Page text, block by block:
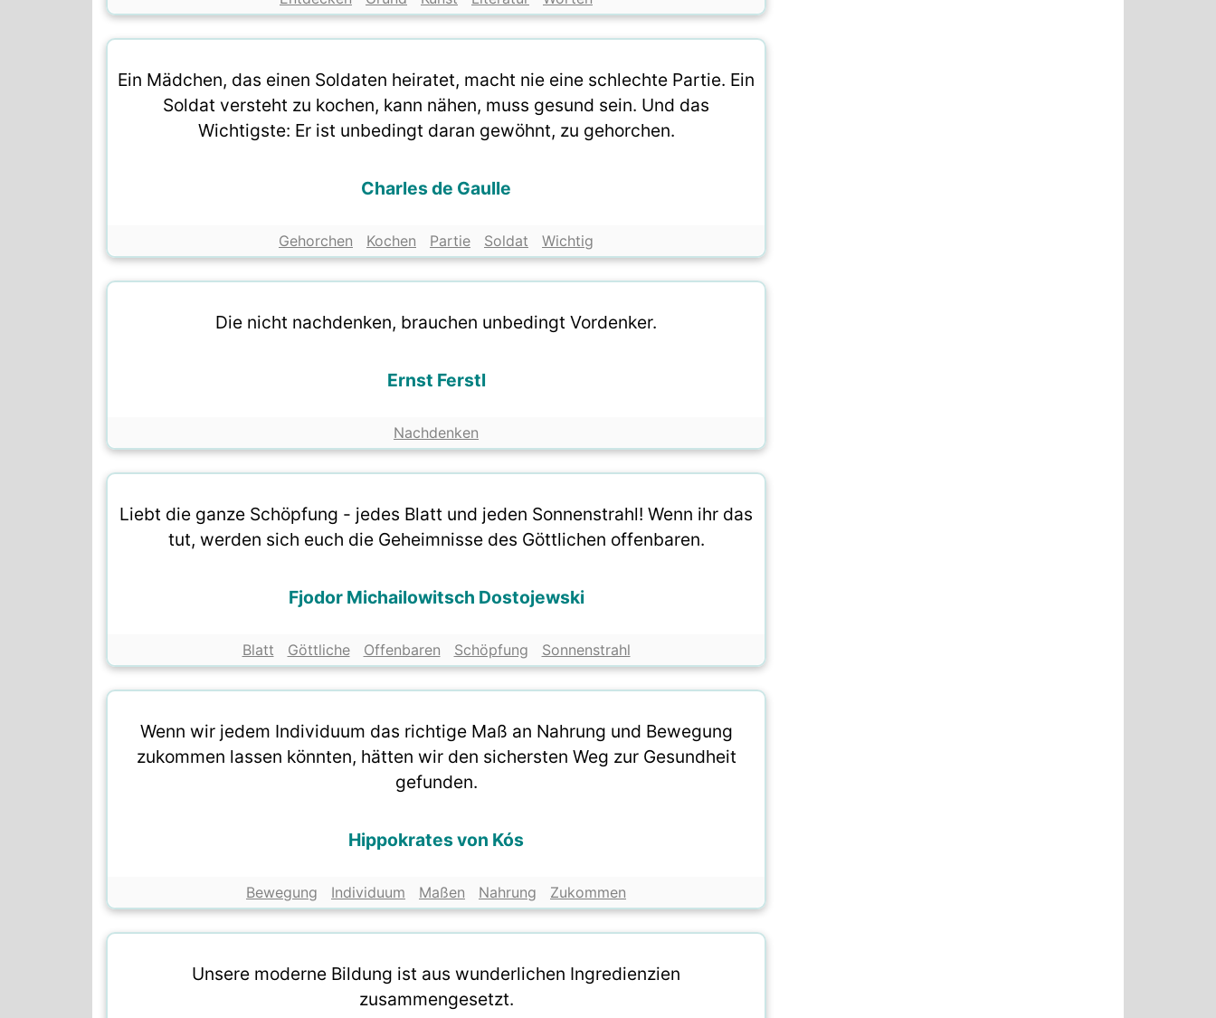
Ein Mädchen, das einen Soldaten heiratet, macht nie eine schlechte Partie. Ein
Soldat versteht zu kochen, kann nähen, muss gesund sein. Und das
Wichtigste: Er ist unbedingt daran gewöhnt, zu gehorchen.
Charles de Gaulle
Gehorchen Kochen Partie Soldat Wichtig
Die nicht nachdenken, brauchen unbedingt Vordenker.
Ernst Ferstl
Nachdenken
Liebt die ganze Schöpfung - jedes Blatt und jeden Sonnenstrahl! Wenn ihr das
tut, werden sich euch die Geheimnisse des Göttlichen offenbaren.
Fjodor Michailowitsch Dostojewski
Blatt Göttliche Offenbaren Schöpfung Sonnenstrahl
Wenn wir jedem Individuum das richtige Maß an Nahrung und Bewegung
zukommen lassen könnten, hätten wir den sichersten Weg zur Gesundheit
gefunden.
Hippokrates von Kós
Bewegung Individuum Maßen Nahrung Zukommen
Unsere moderne Bildung ist aus wunderlichen Ingredienzien
zusammengesetzt.